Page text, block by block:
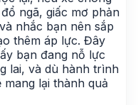
ngã, giấc mơ phản
nhắc bạn nên sắp
thêm áp lực. Đây
bạn đang nỗ lực
lai, và dù hành trình
lại thành quả